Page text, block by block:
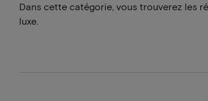
Dans cette catégorie, vous trouverez les
luxe.